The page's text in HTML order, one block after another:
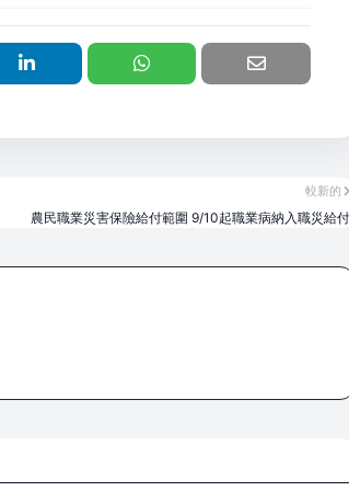
較新的
農民職業災害保險給付範圍 9/10起職業病納入職災給付